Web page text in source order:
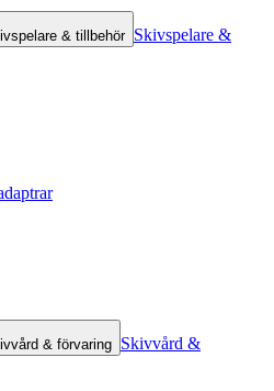
& tillbehör Skivspelare &
& förvaring Skivvård &